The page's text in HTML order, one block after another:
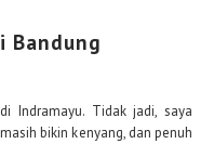
Bandung
Indramayu. Tidak jadi, saya
bikin kenyang, dan penuh